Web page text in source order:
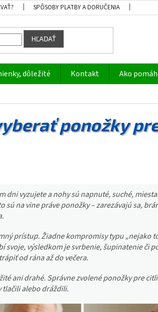
SPÔSOBY PLATBY A DORUČENIA
HĽADAŤ
dôležité Kontakt Ako
ponožky
dni vyzujete a nohy sú napnuté, suché,
sú na vine práve ponožky – zarezávajú sa,
prístup. Žiadne kompromisy typu „nejako
svoje, výsledkom je svrbenie, šupinatenie či
od rána až do večera.
ani drahé. Správne zvolené ponožky pre
tlačili alebo dráždili.